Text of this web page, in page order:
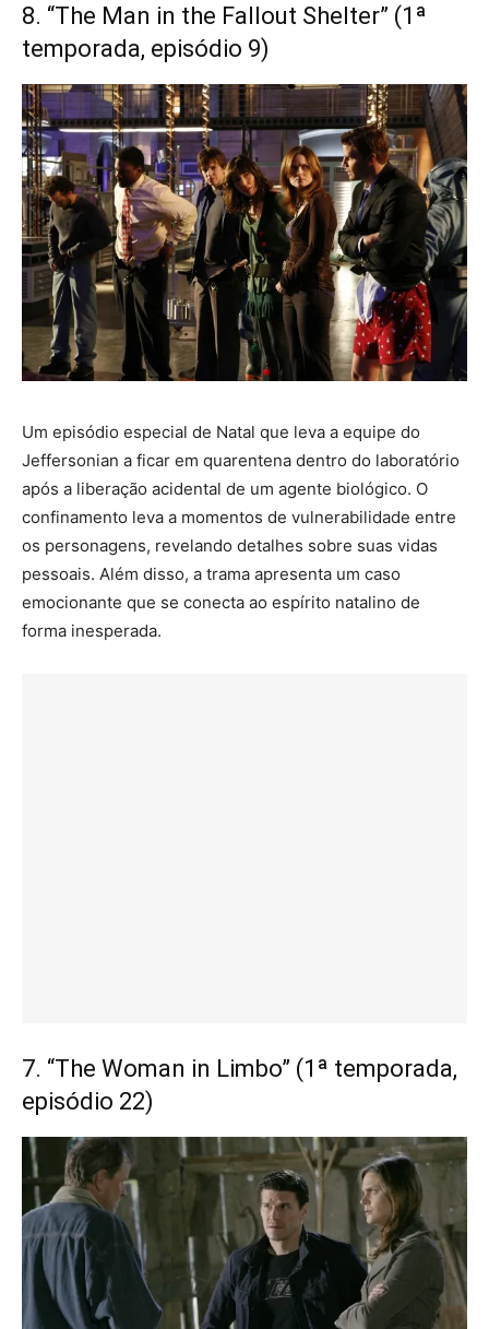
8. “The Man in the Fallout Shelter” (1ª
temporada, episódio 9)
Um episódio especial de Natal que leva a equipe do
Jeffersonian a ficar em quarentena dentro do laboratório
após a liberação acidental de um agente biológico. O
confinamento leva a momentos de vulnerabilidade entre
os personagens, revelando detalhes sobre suas vidas
pessoais. Além disso, a trama apresenta um caso
emocionante que se conecta ao espírito natalino de
forma inesperada.
7. “The Woman in Limbo” (1ª temporada,
episódio 22)